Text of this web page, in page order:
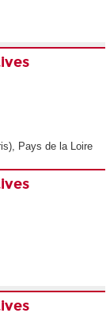
Pays de la Loire